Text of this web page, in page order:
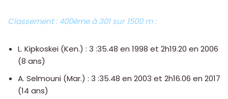
Classement : 400ème à 301 sur 1500 m :
L. Kipkoskei (Ken.) : 3 :35.48 en 1998 et 2h19.20 en 2006
(8 ans)
A. Selmouni (Mar.) : 3 :35.48 en 2003 et 2h16.06 en 2017
(14 ans)